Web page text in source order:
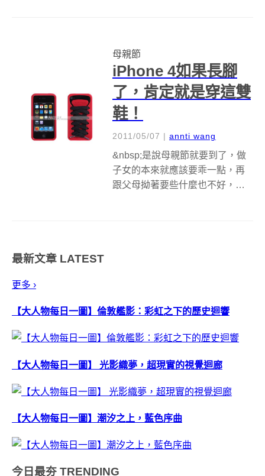
出的完美管家了。(所以超完美
管...
母親節
iPhone 4如果長腳
了，肯定就是穿這雙
鞋！
2011/05/07 | annti wang
&nbsp;是說母親節就要到了，做
子女的本來就應該要乖一點，再
跟父母拗著要些什麼也不好，那
最新文章 LATEST
更多 ›
【大人物每日一圖】倫敦艦影：彩虹之下的歷史迴響
【大人物每日一圖】 光影織夢，超現實的視覺迴廊
【大人物每日一圖】潮汐之上，藍色序曲
今日最夯 TRENDING